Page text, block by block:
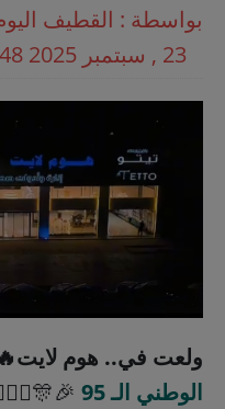
بواسطة : القطيف
23 , سبتمبر 2025 06:48 م
ولعت في.. هوم
الوطني الـ 95